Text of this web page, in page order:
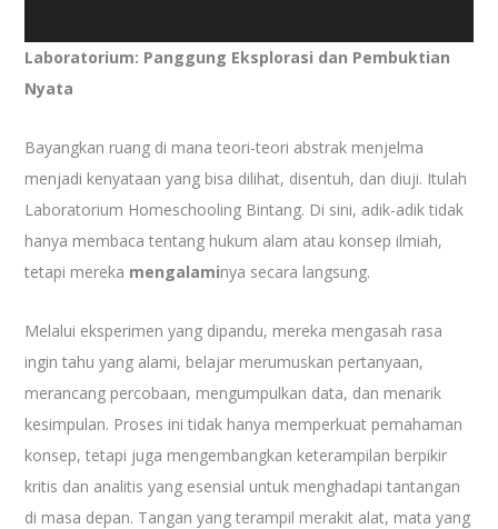
Laboratorium: Panggung Eksplorasi dan Pembuktian
Nyata
Bayangkan ruang di mana teori-teori abstrak menjelma
menjadi kenyataan yang bisa dilihat, disentuh, dan diuji. Itulah
Laboratorium Homeschooling Bintang. Di sini, adik-adik tidak
hanya membaca tentang hukum alam atau konsep ilmiah,
tetapi mereka mengalaminya secara langsung.
Melalui eksperimen yang dipandu, mereka mengasah rasa
ingin tahu yang alami, belajar merumuskan pertanyaan,
merancang percobaan, mengumpulkan data, dan menarik
kesimpulan. Proses ini tidak hanya memperkuat pemahaman
konsep, tetapi juga mengembangkan keterampilan berpikir
kritis dan analitis yang esensial untuk menghadapi tantangan
di masa depan. Tangan yang terampil merakit alat, mata yang